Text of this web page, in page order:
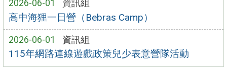
2026-06-01 資訊組
高中海狸一日營（Bebras Camp）
2026-06-01 資訊組
115年網路連線遊戲政策兒少表意營隊活動